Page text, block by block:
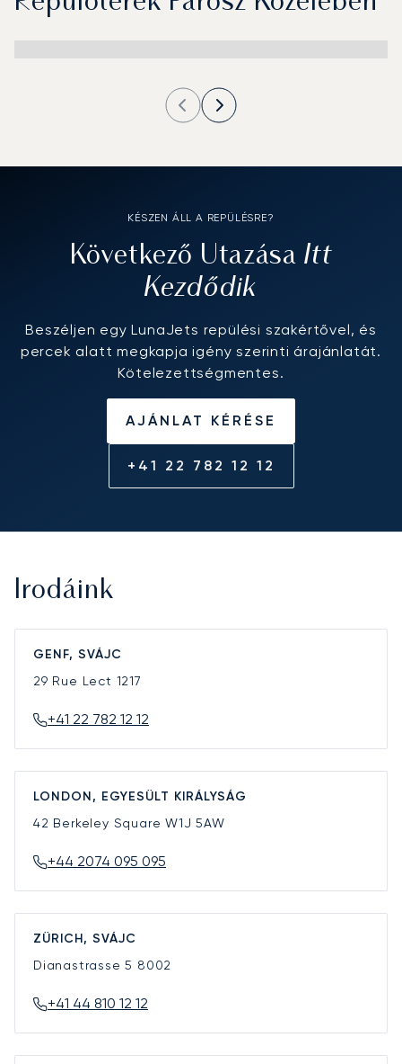
KÉSZEN ÁLL A REPÜLÉSRE?
Következő Utazása Itt
Kezdődik
Beszéljen egy LunaJets repülési szakértővel, és
percek alatt megkapja igény szerinti árajánlatát.
Kötelezettségmentes.
AJÁNLAT KÉRÉSE
+41 22 782 12 12
Irodáink
GENF, SVÁJC
29 Rue Lect 1217
+41 22 782 12 12
LONDON, EGYESÜLT KIRÁLYSÁG
42 Berkeley SquareW1J 5AW
+44 2074 095 095
ZÜRICH, SVÁJC
Dianastrasse 5 8002
+41 44 810 12 12